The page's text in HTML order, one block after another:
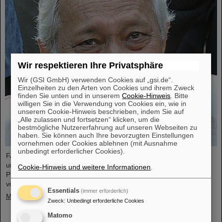
FAIR und GSI trauern um einen herausragenden Wissenschaftler
und einen der Wegbereiter für das FAIR-Projekt. Der indische
Physiker Bikash Sinha ist am 11. August im Alter von 78 Jahren
von uns gegangen.
Mehr »
Wir respektieren Ihre Privatsphäre
Wir (GSI GmbH) verwenden Cookies auf „gsi.de“.
Einzelheiten zu den Arten von Cookies und ihrem Zweck
finden Sie unten und in unseremCookie-Hinweis . Bitte
willigen Sie in die Verwendung von Cookies ein, wie in
unserem Cookie-Hinweis beschrieben, indem Sie auf
„Alle zulassen und fortsetzen“ klicken, um die
bestmögliche Nutzererfahrung auf unseren Webseiten zu
haben. Sie können auch Ihre bevorzugten Einstellungen
vornehmen oder Cookies ablehnen (mit Ausnahme
unbedingt erforderlicher Cookies).
Cookie-Hinweis und weitere Informationen
Essentials (immer erforderlich)
Zweck: Unbedingt erforderliche Cookies
Matomo